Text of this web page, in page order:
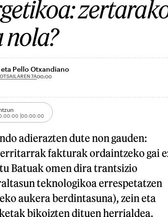
nola?
Pello Otxandiano
7A00:00
00:00:00
adierazten dute non gauden:
fakturak ordaintzeko gai
Batuak omen dira trantsizio
teknologikoa errespetatzen
aukera berdintasuna), zein eta
bikoizten dituen herrialdea.